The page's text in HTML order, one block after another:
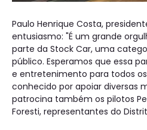
Paulo Henrique Costa,
entusiasmo: "É um grande
parte da Stock Car, uma
público. Esperamos que essa
e entretenimento para todos
conhecido por apoiar diversas
patrocina também os pilotos
Foresti, representantes do